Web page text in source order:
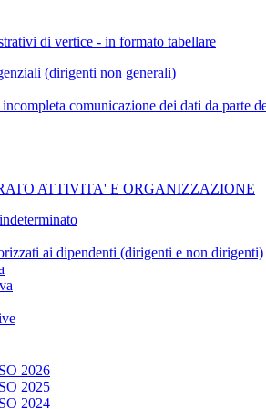
di vertice - in formato tabellare
(dirigenti non generali)
incompleta comunicazione dei dati da parte
ATTIVITA' E ORGANIZZAZIONE
ai dipendenti (dirigenti e non dirigenti)
2026
2025
2024